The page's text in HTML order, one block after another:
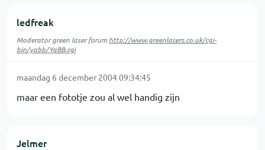
ledfreak
Moderator green laser forum http://www.greenlasers.co.uk/cgi-
bin/yabb/YaBB.cgi
maandag 6 december 2004 09:34:45
maar een fototje zou al wel handig zijn
Jelmer